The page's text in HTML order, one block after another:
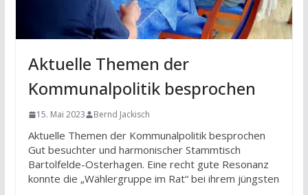
Aktuelle Themen der
Kommunalpolitik besprochen
15. Mai 2023 Bernd Jackisch
Aktuelle Themen der Kommunalpolitik besprochen
Gut besuchter und harmonischer Stammtisch
Bartolfelde-Osterhagen. Eine recht gute Resonanz
konnte die „Wählergruppe im Rat“ bei ihrem jüngsten